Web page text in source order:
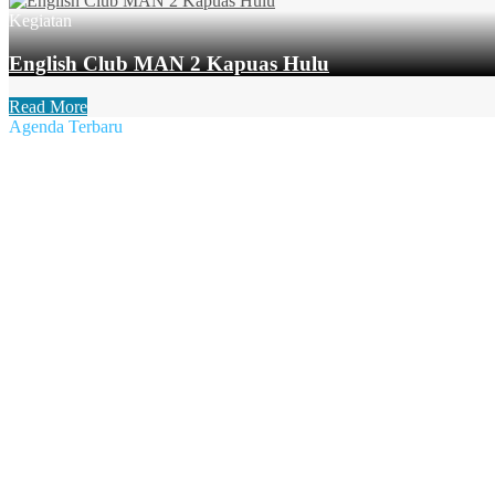
Kegiatan
English Club MAN 2 Kapuas Hulu
Read More
Agenda Terbaru